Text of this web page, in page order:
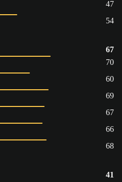
47
54
67
70
60
69
67
66
68
41